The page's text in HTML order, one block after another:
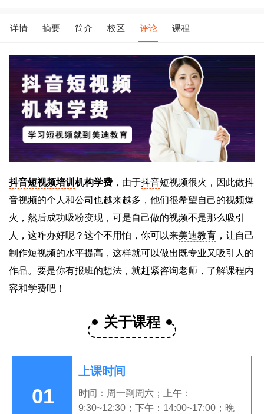
详情 摘要 简介 校区 评论 课程
抖音短视频培训 机构学费 ，由于抖音短视频很火，因此做抖
音视频的个人和公司也越来越多，他们很希望自己的视频爆
火，然后成功吸粉变现，可是自己做的视频不是那么吸引
人，这咋办好呢？这个不用怕，你可以来美迪教育 ，让自己
制作短视频的水平提高，这样就可以做出既专业又吸引人的
作品。要是你有报班的想法，就赶紧咨询老师，了解课程内
容和学费吧！
关于课程
01
上课时间
时间：周一到周六；上午：
9:30~12:30；下午：14:00~17:00；晚